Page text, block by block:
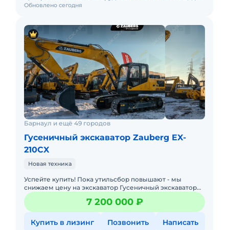
Обновлено сегодня
Барнаул и ещё 49 городов
Гусеничный экскаватор Zauberg EX-
210CX
Новая техника
Успейте купить! Пока утильсбор повышают - мы
снижаем цену на экскаватор Гусеничный экскаватор
Zauberg EX-210CX габаритный, объемом ковша 0.9 м,
массой 20
7 200 000 ₽
Купить в лизинг Позвонить Написать